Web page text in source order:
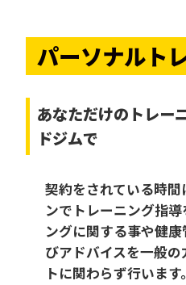
パーソナルト
あなただけの トレー
ドジムで
契約をされている時
ンでトレーニング指
ングに関する事や健
びアドバイスを一般
トに関わらず行います。